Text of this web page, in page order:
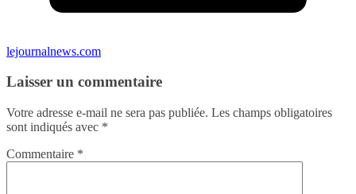
lejournalnews.com
Laisser un commentaire
Votre adresse e-mail ne sera pas publiée. Les champs obligatoires
sont indiqués avec *
Commentaire *